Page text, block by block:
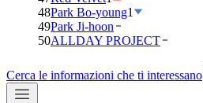
48Park Bo-young1
49Park Ji-hoon
50ALLDAY PROJECT
Cerca le informazioni che ti interessano